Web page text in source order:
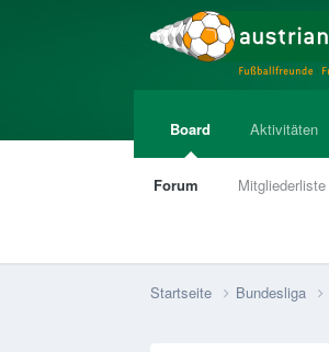
Board
Forum Mitgliederliste
Aktivitäten
Startseite Bundesliga